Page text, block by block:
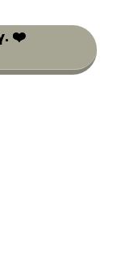
жазуу